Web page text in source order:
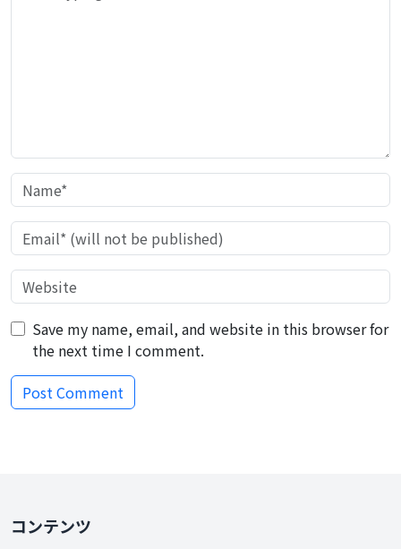
Save my name, email, and website in this browser for
the next time I comment.
コンテンツ